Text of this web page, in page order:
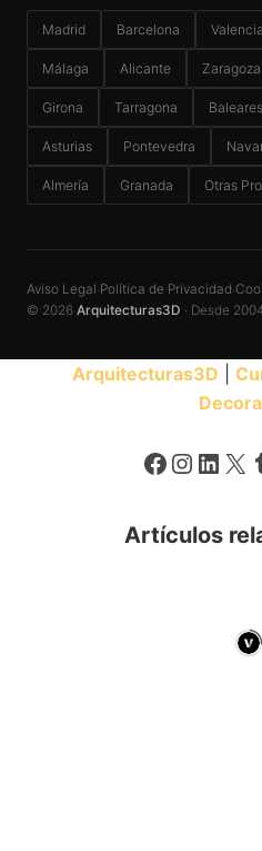
Madrid Barcelona Valencia
Málaga Alicante Zaragoza
Girona Tarragona Baleares
Asturias Pontevedra
Almería Granada Otras
Aviso Legal·Política de Privacidad·
© 2026 Arquitecturas3D · Desde
Arquitecturas3D
X
Artículos